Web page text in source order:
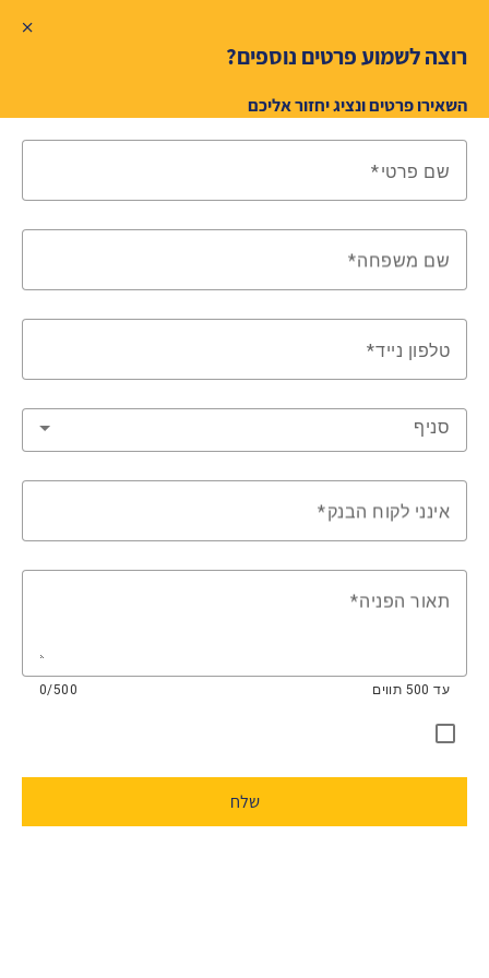
רוצה לשמוע פרטים נוספים?
השאירו פרטים ונציג יחזור אליכם
שם פרטי
שם משפחה
טלפון נייד
סניף
אינני לקוח הבנק
תאור הפניה
עד 500 תווים 0/500
שלח